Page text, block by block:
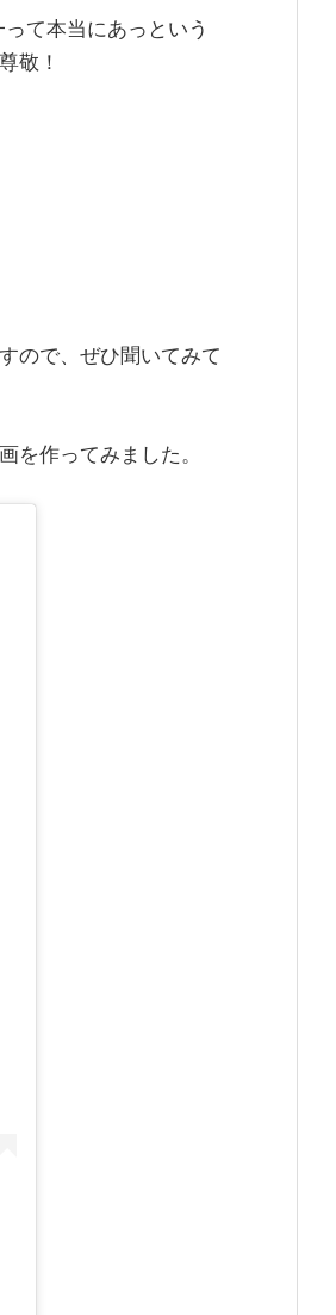
て本当にあっという
敬！
ので、ぜひ聞いてみて
を作ってみました。